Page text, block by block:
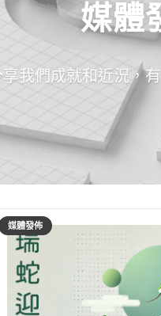
媒體
我們成就和近況，
媒體發佈